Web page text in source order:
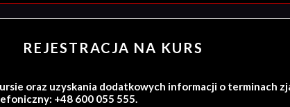
REJESTRACJA NA KURS
oraz uzyskania dodatkowych informacji o terminach
+48 600 055 555.